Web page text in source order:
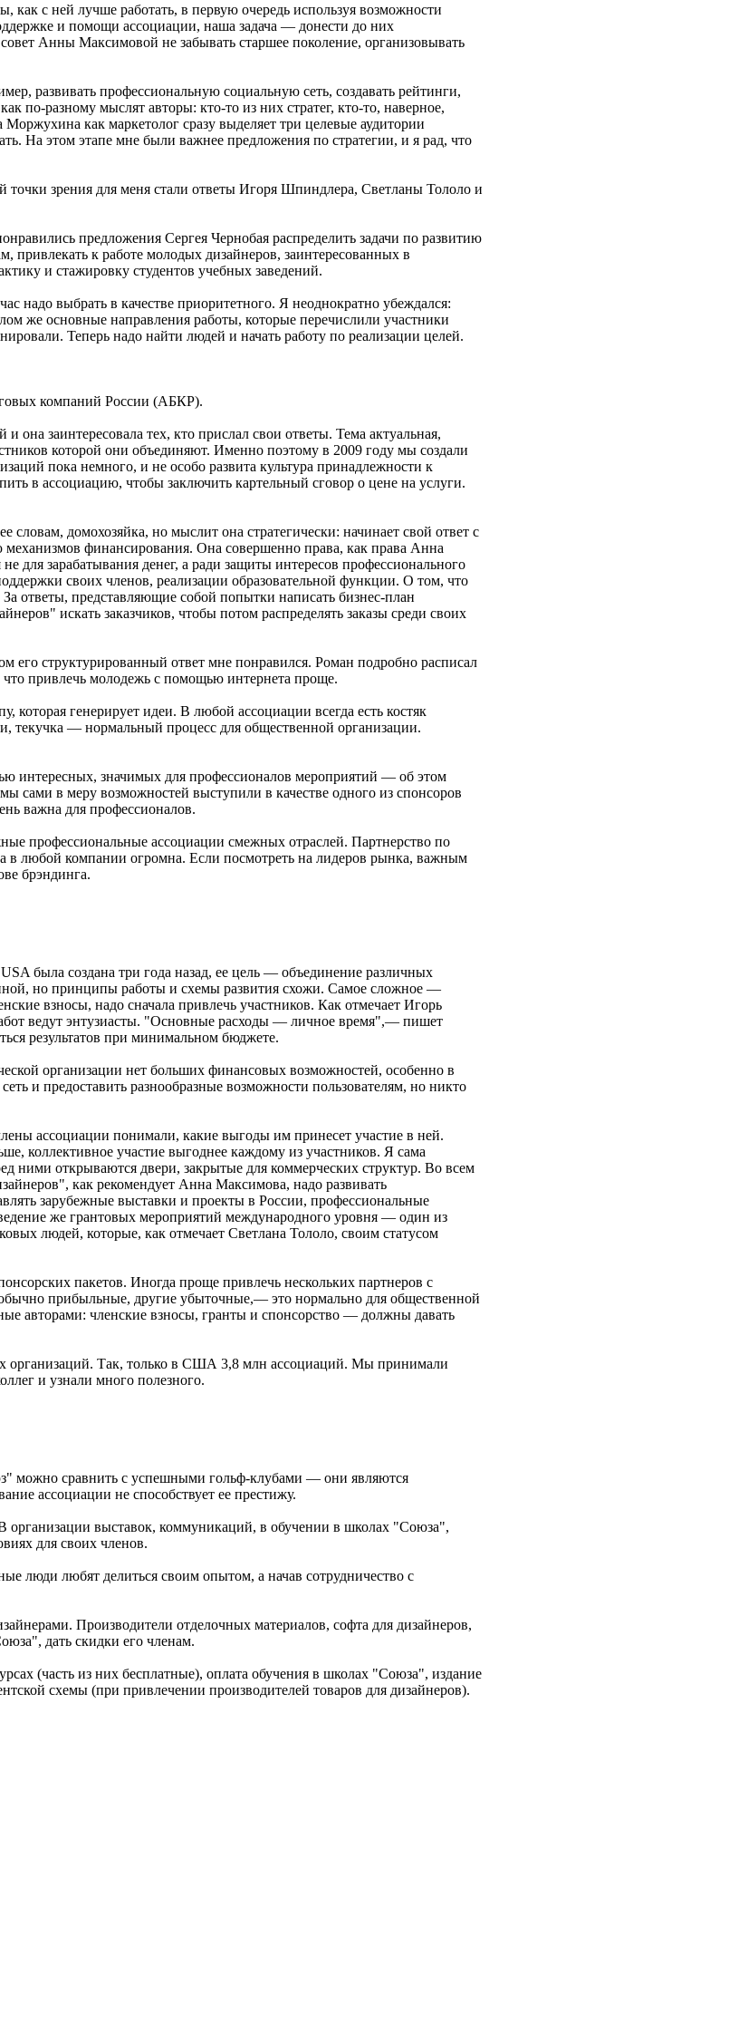
с ней лучше работать, в первую очередь используя возможности
и помощи ассоциации, наша задача — донести до них
Анны Максимовой не забывать старшее поколение, организовывать
развивать профессиональную социальную сеть, создавать рейтинги,
по-разному мыслят авторы: кто-то из них стратег, кто-то, наверное,
как маркетолог сразу выделяет три целевые аудитории
На этом этапе мне были важнее предложения по стратегии, и я рад, что
зрения для меня стали ответы Игоря Шпиндлера, Светланы Тололо и
предложения Сергея Чернобая распределить задачи по развитию
привлекать к работе молодых дизайнеров, заинтересованных в
и стажировку студентов учебных заведений.
надо выбрать в качестве приоритетного. Я неоднократно убеждался:
же основные направления работы, которые перечислили участники
Теперь надо найти людей и начать работу по реализации целей.
компаний России (АБКР).
заинтересовала тех, кто прислал свои ответы. Тема актуальная,
которой они объединяют. Именно поэтому в 2009 году мы создали
пока немного, и не особо развита культура принадлежности к
в ассоциацию, чтобы заключить картельный сговор о цене на услуги.
домохозяйка, но мыслит она стратегически: начинает свой ответ с
механизмов финансирования. Она совершенно права, как права Анна
для зарабатывания денег, а ради защиты интересов профессионального
своих членов, реализации образовательной функции. О том, что
ответы, представляющие собой попытки написать бизнес-план
искать заказчиков, чтобы потом распределять заказы среди своих
структурированный ответ мне понравился. Роман подробно расписал
привлечь молодежь с помощью интернета проще.
генерирует идеи. В любой ассоциации всегда есть костяк
текучка — нормальный процесс для общественной организации.
интересных, значимых для профессионалов мероприятий — об этом
в меру возможностей выступили в качестве одного из спонсоров
важна для профессионалов.
профессиональные ассоциации смежных отраслей. Партнерство по
любой компании огромна. Если посмотреть на лидеров рынка, важным
брэндинга.
была создана три года назад, ее цель — объединение различных
но принципы работы и схемы развития схожи. Самое сложное —
взносы, надо сначала привлечь участников. Как отмечает Игорь
ведут энтузиасты. "Основные расходы — личное время",— пишет
результатов при минимальном бюджете.
организации нет больших финансовых возможностей, особенно в
и предоставить разнообразные возможности пользователям, но никто
ассоциации понимали, какие выгоды им принесет участие в ней.
коллективное участие выгоднее каждому из участников. Я сама
ними открываются двери, закрытые для коммерческих структур. Во всем
как рекомендует Анна Максимова, надо развивать
зарубежные выставки и проекты в России, профессиональные
же грантовых мероприятий международного уровня — один из
людей, которые, как отмечает Светлана Тололо, своим статусом
пакетов. Иногда проще привлечь нескольких партнеров с
прибыльные, другие убыточные,— это нормально для общественной
авторами: членские взносы, гранты и спонсорство — должны давать
организаций. Так, только в США 3,8 млн ассоциаций. Мы принимали
и узнали много полезного.
можно сравнить с успешными гольф-клубами — они являются
ассоциации не способствует ее престижу.
выставок, коммуникаций, в обучении в школах "Союза",
для своих членов.
люди любят делиться своим опытом, а начав сотрудничество с
Производители отделочных материалов, софта для дизайнеров,
дать скидки его членам.
(часть из них бесплатные), оплата обучения в школах "Союза", издание
схемы (при привлечении производителей товаров для дизайнеров).